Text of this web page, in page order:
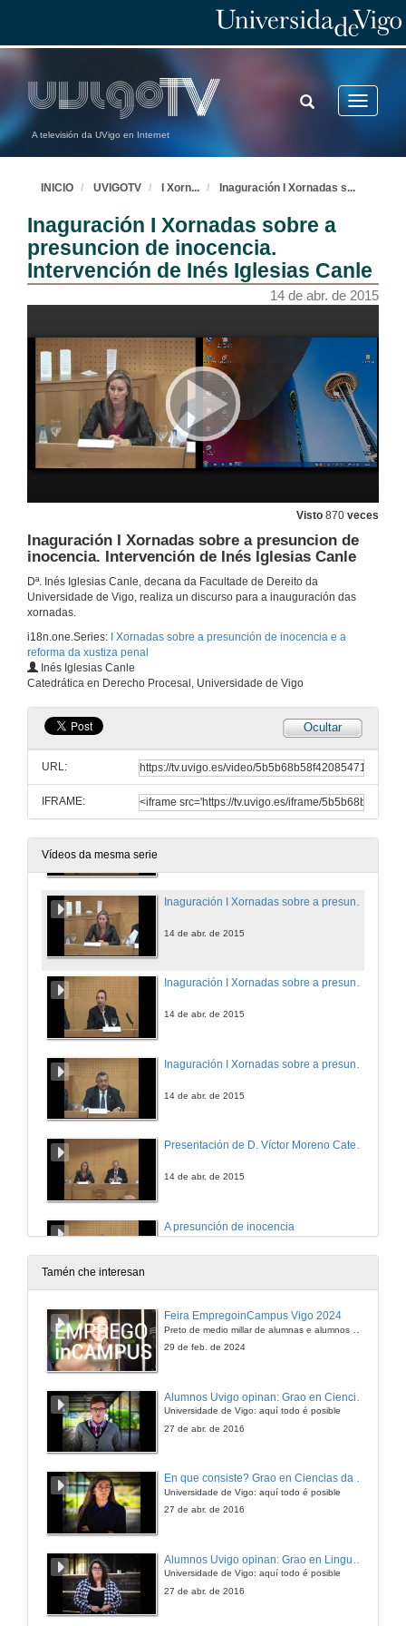
A televisión da UVigo en Internet
Toggle
TOGGLE
SEARCH
INICIO UVIGOTV I Xorn... Inaguración I Xornadas s...
Inaguración I Xornadas sobre a
presuncion de inocencia.
Intervención de Inés Iglesias Canle
14 de abr. de 2015
Visto 870 veces
Inaguración I Xornadas sobre a presuncion de
inocencia. Intervención de Inés Iglesias Canle
Dª. Inés Iglesias Canle, decana da Facultade de Dereito da
Universidade de Vigo, realiza un discurso para a inauguración das
xornadas.
i18n.one.Series:
I Xornadas sobre a presunción de inocencia e a
reforma da xustiza penal
Inés Iglesias Canle
Catedrática en Derecho Procesal, Universidade de Vigo
Ocultar
URL:
IFRAME:
Vídeos da mesma serie
Inaguración I Xornadas sobre a presuncion de inocencia. Intervención de José Agustín González-Ares
14 de abr. de 2015
Inaguración I Xornadas sobre a presuncion de inocencia. Intervención de Roberto Bustillo Bolado
14 de abr. de 2015
14 de abr. de 2015
Presentación de D. Víctor Moreno Catena
14 de abr. de 2015
A presunción de inocencia
14 de abr. de 2015
Tamén che interesan
Feira EmpregoinCampus Vigo 2024
29 de feb. de 2024
Universidade de Vigo: aquí todo é posible
27 de abr. de 2016
En que consiste? Grao en Ciencias da Linguaxe e Estudos Literarios
Universidade de Vigo: aquí todo é posible
27 de abr. de 2016
Universidade de Vigo: aquí todo é posible
27 de abr. de 2016